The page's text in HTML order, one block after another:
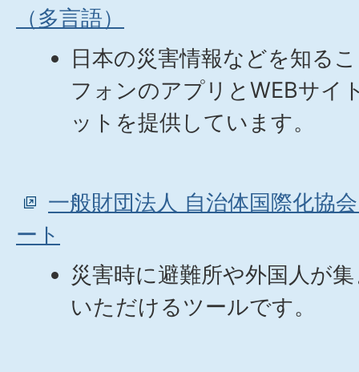
（多言語）
日本の災害情報などを知る
フォンのアプリとWEBサイ
ットを提供しています。
一般財団法人 自治体国際化協
ート
災害時に避難所や外国人が
いただけるツールです。